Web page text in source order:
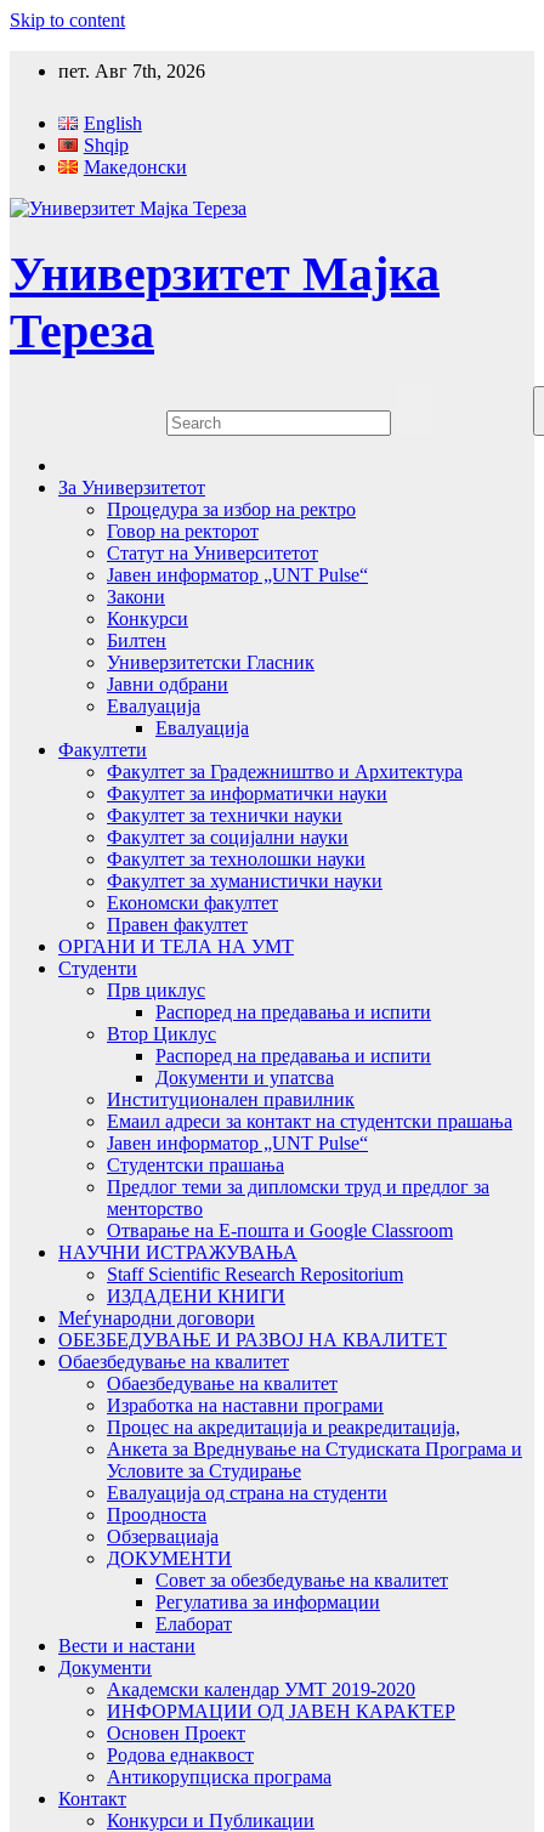
Skip to content
пет. Авг 7th, 2026
English
Shqip
Македонски
Универзитет Мајка
Тереза
За Универзитетот
Процедура за избор на ректро
Говор на ректорот
Статут на Университетот
Јавен информатор „UNT Pulse“
Закони
Конкурси
Билтен
Универзитетски Гласник
Јавни одбрани
Евалуација
Евалуација
Факултети
Факултет за Градежништво и Архитектура
Факултет за информатички науки
Факултет за технички науки
Факултет за социјални науки
Факултет за технолошки науки
Факултет за хуманистички науки
Економски факултет
Правен факултет
ОРГАНИ И ТЕЛА НА УМТ
Студенти
Прв циклус
Распоред на предавањa и испити
Втор Циклус
Распоред на предавањa и испити
Документи и упатсва
Институционален правилник
Емаил адреси за контакт на студентски прашања
Јавен информатор „UNT Pulse“
Студентски прашања
Предлог теми за дипломски труд и предлог за
менторство
Отварање на Е-пошта и Google Classroom
НАУЧНИ ИСТРАЖУВАЊА
Staff Scientific Research Repositorium
ИЗДАДЕНИ КНИГИ
Меѓународни договори
ОБЕЗБЕДУВАЊЕ И РАЗВОЈ НА КВАЛИТЕТ
Обаезбедување на квалитет
Обаезбедување на квалитет
Изработка на наставни програми
Процес на акредитација и реакредитација,
Анкета за Вреднување на Студиската Програма и
Условите за Студирање
Евалуација од страна на студенти
Проодноста
Обзервациаја
ДОКУМЕНТИ
Совет за обезбедување на квалитет
Регулатива за информации
Елаборат
Вести и настани
Документи
Академски календар УМТ 2019-2020
ИНФОРМАЦИИ ОД ЈАВЕН КАРАКТЕР
Основен Проект
Родова еднаквост
Антикорупциска програма
Контакт
Конкурси и Публикации